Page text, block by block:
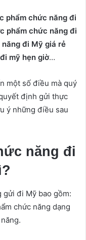
phẩm chức năng đi
phẩm chức năng đi
đi Mỹ giá rẻ
mỹ hẹn giờ…
một số điều mà quý
định gửi thực
ý những điều sau
năng đi
gửi đi Mỹ bao gồm:
chức năng dạng